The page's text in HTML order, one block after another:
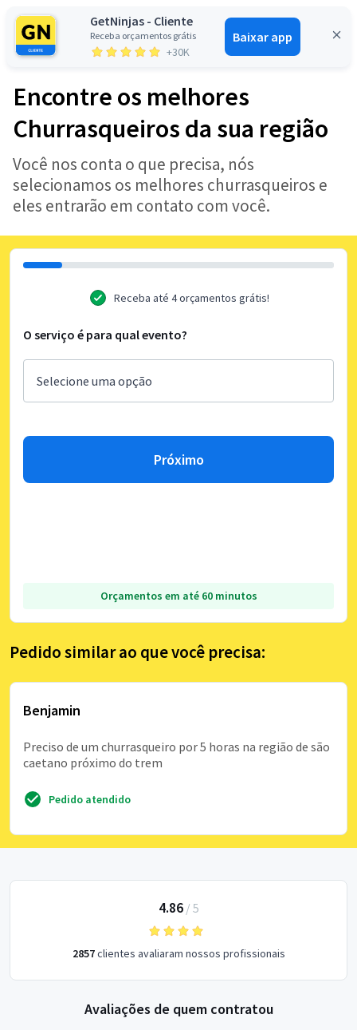
GetNinjas - Cliente
Receba orçamentos grátis
+30K
Baixar app
Entrar
Encontre os melhores
Churrasqueiros da sua região
Você nos conta o que precisa, nós
selecionamos os melhores churrasqueiros e
eles entrarão em contato com você.
Receba até 4 orçamentos grátis!
O serviço é para qual evento?
Próximo
Orçamentos em até 60 minutos
Pedido similar ao que você precisa:
Benjamin
Preciso de um churrasqueiro por 5 horas na região de são
caetano próximo do trem
Pedido atendido
4.86/ 5
2857clientes avaliaram nossos profissionais
Avaliações de quem contratou